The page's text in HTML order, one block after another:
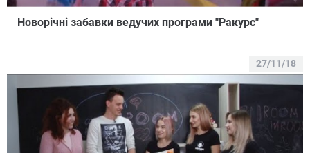
Новорічні забавки ведучих програми "Ракурс"
27/11/18